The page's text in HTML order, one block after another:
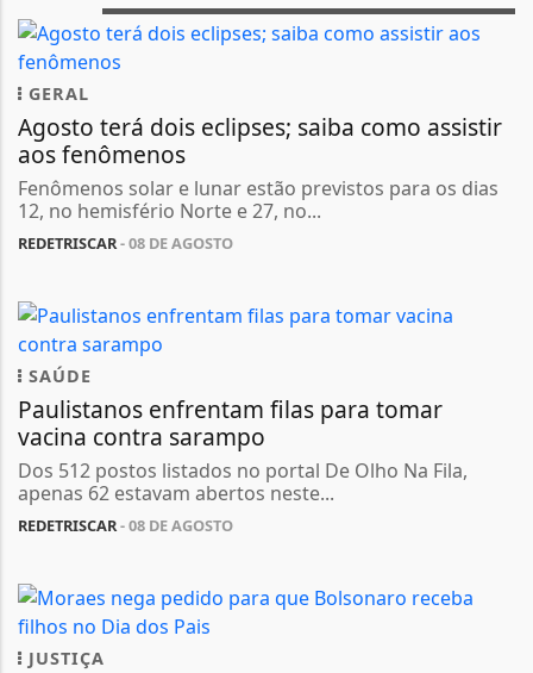
GERAL
Agosto terá dois eclipses; saiba como assistir
aos fenômenos
Fenômenos solar e lunar estão previstos para os dias
12, no hemisfério Norte e 27, no...
REDETRISCAR- 08 DE AGOSTO
SAÚDE
Paulistanos enfrentam filas para tomar
vacina contra sarampo
Dos 512 postos listados no portal De Olho Na Fila,
apenas 62 estavam abertos neste...
REDETRISCAR- 08 DE AGOSTO
JUSTIÇA